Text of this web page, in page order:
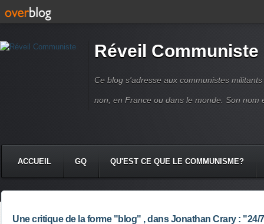
Réveil Communiste
Ce blog s'adresse aux communistes
non, en France ou dans le monde. Son nom
ACCUEIL GQ QU'EST CE QUE LE COMMUNISME?
Une critique de la forme "blog" , dans Jonathan Crary : "24/